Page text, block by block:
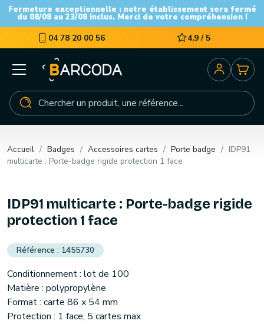
Fermeture exceptionnelle : notre établissement sera fermé
du 08/08 au 23/08 inclus. Merci de votre compréhension !
04 78 20 00 56 4,9 / 5
Accueil Badges Accessoires cartes Porte badge
IDP91
multicarte : Porte-badge rigide protection 1 face
IDP91 multicarte : Porte-badge rigide
protection 1 face
1455730
Conditionnement : lot de 100
Matière : polypropylène
Format : carte 86 x 54 mm
Protection : 1 face, 5 cartes max